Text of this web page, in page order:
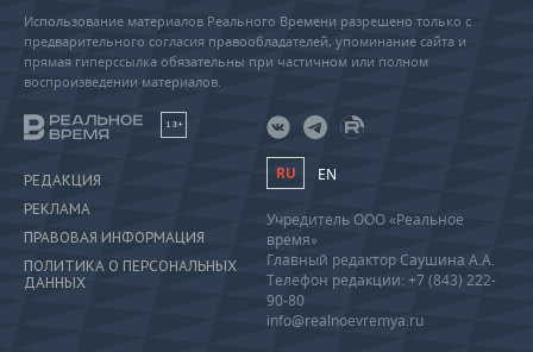
Использование материалов Реального Времени разрешено только с
предварительного согласия правообладателей, упоминание сайта и
прямая гиперссылка обязательны при частичном или полном
воспроизведении материалов.
18+
РЕДАКЦИЯ
РЕКЛАМА
ПРАВОВАЯ ИНФОРМАЦИЯ
ПОЛИТИКА О ПЕРСОНАЛЬНЫХ
ДАННЫХ
RU EN
Учредитель ООО «Реальное
время»
Главный редактор Саушина А.А.
Телефон редакции: +7 (843) 222-
90-80
info@realnoevremya.ru